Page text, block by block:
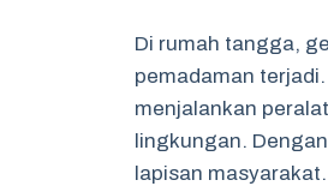
Di rumah tangga,
pemadaman
menjalankan
lingkungan.
lapisan masyarakat.